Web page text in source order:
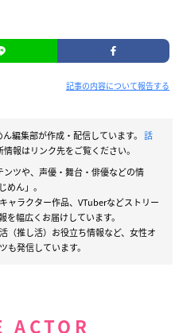
記事の内容について報告する
編集部が作成・配信しています。 話
情報はリンク先をご覧ください。
ツや、声優・舞台・俳優などの情
ん」。
ャラクター作品、VTuberなどストリー
幅広くお届けしています。
（推し活）お役立ち情報など、女性オ
も発信しています。
ACTOR